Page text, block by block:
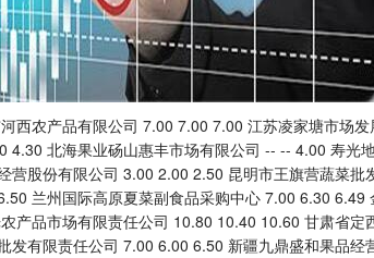
西农产品有限公司 7.00 7.00 7.00 江苏凌家塘市场
4.30 北海果业砀山惠丰市场有限公司 -- -- 4.00 寿光
营股份有限公司 3.00 2.00 2.50 昆明市王旗营蔬菜
兰州国际高原夏菜副食品采购中心 7.00 6.30 6.49
产品市场有限责任公司 10.80 10.40 10.60 甘肃省定
发有限责任公司 7.00 6.00 6.50 新疆九鼎盛和果品经
39.68 1.02% 深证成指